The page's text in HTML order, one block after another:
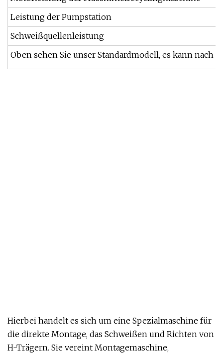
Leistung der Pumpstation
Schweißquellenleistung
Oben sehen Sie unser Standardmodell, es kann
Hierbei handelt es sich um eine Spezialmaschine für
die direkte Montage, das Schweißen und Richten von
H-Trägern. Sie vereint Montagemaschine,